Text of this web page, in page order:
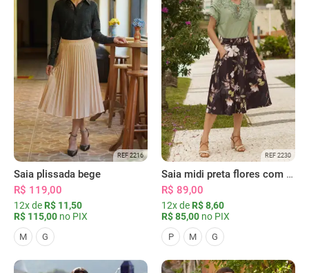
REF 2216
Saia plissada bege
R$ 119,00
12x de R$ 11,50
R$ 115,00 no PIX
M G
REF 2230
Saia midi preta flores com bolsos
R$ 89,00
12x de R$ 8,60
R$ 85,00 no PIX
P M G